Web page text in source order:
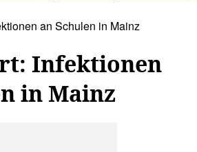
an Schulen in Mainz
Infektionen
in Mainz